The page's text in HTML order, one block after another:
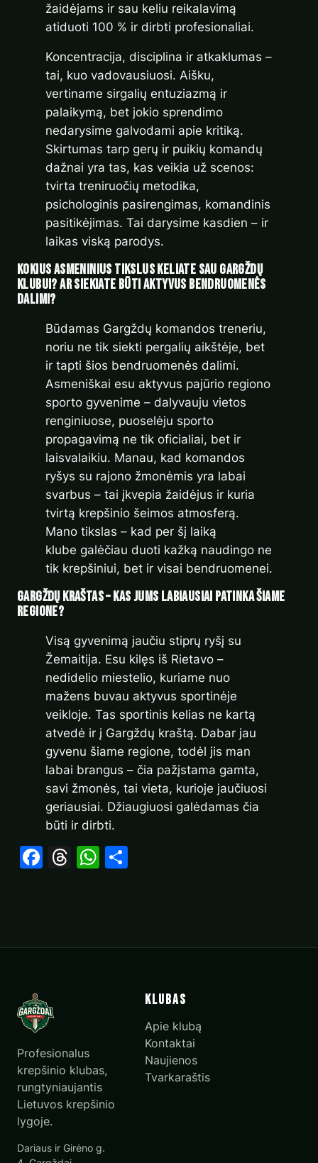
žaidėjams ir sau keliu reikalavimą
atiduoti 100 % ir dirbti profesionaliai.
Koncentracija, disciplina ir atkaklumas –
tai, kuo vadovausiuosi. Aišku,
vertiname sirgalių entuziazmą ir
palaikymą, bet jokio sprendimo
nedarysime galvodami apie kritiką.
Skirtumas tarp gerų ir puikių komandų
dažnai yra tas, kas veikia už scenos:
tvirta treniruočių metodika,
psichologinis pasirengimas, komandinis
pasitikėjimas. Tai darysime kasdien – ir
laikas viską parodys.
Kokius asmeninius tikslus keliate sau Gargždų
klubui? Ar siekiate būti aktyvus bendruomenės
dalimi?
Būdamas Gargždų komandos treneriu,
noriu ne tik siekti pergalių aikštėje, bet
ir tapti šios bendruomenės dalimi.
Asmeniškai esu aktyvus pajūrio regiono
sporto gyvenime – dalyvauju vietos
renginiuose, puoselėju sporto
propagavimą ne tik oficialiai, bet ir
laisvalaikiu. Manau, kad komandos
ryšys su rajono žmonėmis yra labai
svarbus – tai įkvepia žaidėjus ir kuria
tvirtą krepšinio šeimos atmosferą.
Mano tikslas – kad per šį laiką
klube galėčiau duoti kažką naudingo ne
tik krepšiniui, bet ir visai bendruomenei.
Gargždų kraštas – kas Jums labiausiai patinka šiame
regione?
Visą gyvenimą jaučiu stiprų ryšį su
Žemaitija. Esu kilęs iš Rietavo –
nedidelio miestelio, kuriame nuo
mažens buvau aktyvus sportinėje
veikloje. Tas sportinis kelias ne kartą
atvedė ir į Gargždų kraštą. Dabar jau
gyvenu šiame regione, todėl jis man
labai brangus – čia pažįstama gamta,
savi žmonės, tai vieta, kurioje jaučiuosi
geriausiai. Džiaugiuosi galėdamas čia
būti ir dirbti.
Facebook
Threads
WhatsApp
Profesionalus
krepšinio klubas,
rungtyniaujantis
Lietuvos krepšinio
lygoje.
Dariaus ir Girėno g.
Klubas
Apie klubą
Kontaktai
Naujienos
Tvarkaraštis